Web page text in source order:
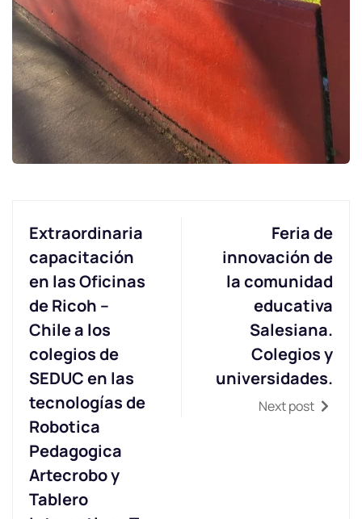
Extraordinaria
capacitación
en las Oficinas
de Ricoh –
Chile a los
colegios de
SEDUC en las
tecnologías de
Robotica
Pedagogica
Artecrobo y
Tablero
Feria de
innovación de
la comunidad
educativa
Salesiana.
Colegios y
universidades.
Next post